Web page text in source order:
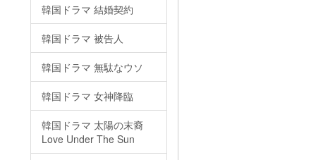
韓国ドラマ 結婚契約
韓国ドラマ 被告人
韓国ドラマ 無駄なウソ
韓国ドラマ 女神降臨
韓国ドラマ 太陽の末裔
Love Under The Sun